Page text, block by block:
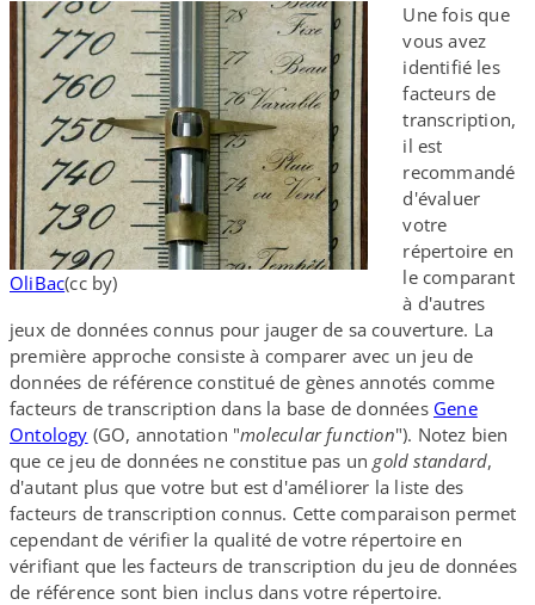
OliBac(cc by)
Une fois que
vous avez
identifié les
facteurs de
transcription,
il est
recommandé
d'évaluer
votre
répertoire en
le comparant
à d'autres
jeux de données connus pour jauger de sa couverture. La
première approche consiste à comparer avec un jeu de
données de référence constitué de gènes annotés comme
facteurs de transcription dans la base de données Gene
Ontology (GO, annotation "molecular function"). Notez bien
que ce jeu de données ne constitue pas un gold standard,
d'autant plus que votre but est d'améliorer la liste des
facteurs de transcription connus. Cette comparaison permet
cependant de vérifier la qualité de votre répertoire en
vérifiant que les facteurs de transcription du jeu de données
de référence sont bien inclus dans votre répertoire.